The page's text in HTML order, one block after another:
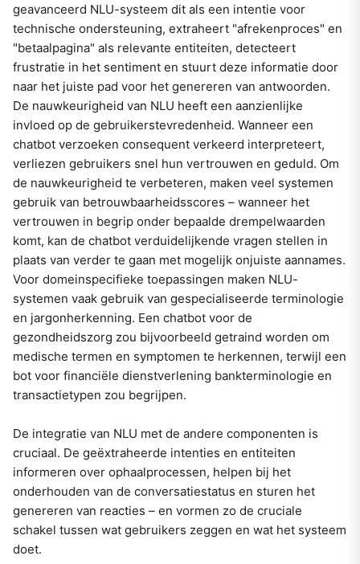
geavanceerd NLU-systeem dit als een intentie voor
technische ondersteuning, extraheert "afrekenproces" en
"betaalpagina" als relevante entiteiten, detecteert
frustratie in het sentiment en stuurt deze informatie door
naar het juiste pad voor het genereren van antwoorden.
De nauwkeurigheid van NLU heeft een aanzienlijke
invloed op de gebruikerstevredenheid. Wanneer een
chatbot verzoeken consequent verkeerd interpreteert,
verliezen gebruikers snel hun vertrouwen en geduld. Om
de nauwkeurigheid te verbeteren, maken veel systemen
gebruik van betrouwbaarheidsscores – wanneer het
vertrouwen in begrip onder bepaalde drempelwaarden
komt, kan de chatbot verduidelijkende vragen stellen in
plaats van verder te gaan met mogelijk onjuiste aannames.
Voor domeinspecifieke toepassingen maken NLU-
systemen vaak gebruik van gespecialiseerde terminologie
en jargonherkenning. Een chatbot voor de
gezondheidszorg zou bijvoorbeeld getraind worden om
medische termen en symptomen te herkennen, terwijl een
bot voor financiële dienstverlening bankterminologie en
transactietypen zou begrijpen.
De integratie van NLU met de andere componenten is
cruciaal. De geëxtraheerde intenties en entiteiten
informeren over ophaalprocessen, helpen bij het
onderhouden van de conversatiestatus en sturen het
genereren van reacties – en vormen zo de cruciale
schakel tussen wat gebruikers zeggen en wat het systeem
doet.